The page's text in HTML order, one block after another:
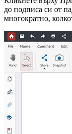
до подписа си от
многократно,